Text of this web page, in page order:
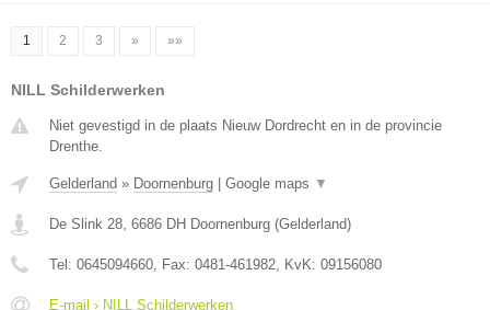
1 2 3 » »»
NILL Schilderwerken
Niet gevestigd in de plaats Nieuw Dordrecht en in de provincie
Drenthe.
Gelderland » Doornenburg Google maps ▼
De Slink 28, 6686 DH Doornenburg (Gelderland)
Tel: 0645094660, Fax: 0481-461982, KvK: 09156080
E-mail › NILL Schilderwerken